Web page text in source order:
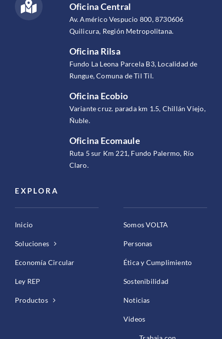
Oficina Central
Av. Américo Vespucio 800, 8730606
Quilicura, Región Metropolitana.
Oficina Rilsa
Fundo La Leona Parcela B3, Localidad de
Rungue, Comuna de Til Til.
Oficina Ecobio
Variante cruz. parada km 1.5, Chillán Viejo,
Ñuble.
Oficina Ecomaule
Ruta 5 sur Km 221, Fundo Palermo, Río
Claro.
EXPLORA
Inicio
Soluciones
Economía Circular
Ley REP
Productos
Somos VOLTA
Personas
Ética y Cumplimiento
Sostenibilidad
Noticias
Videos